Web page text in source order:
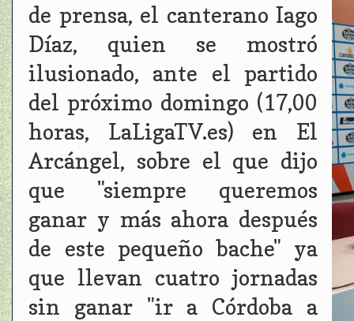
de prensa, el canterano Iago
Díaz, quien se mostró
ilusionado, ante el partido
del próximo domingo (17,00
horas, LaLigaTV.es) en El
Arcángel, sobre el que dijo
que "siempre queremos
ganar y más ahora después
de este pequeño bache" ya
que llevan cuatro jornadas
sin ganar "ir a Córdoba a